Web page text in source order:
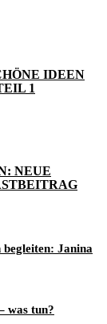
IDEEN
1
NEUE
Janina
was tun?